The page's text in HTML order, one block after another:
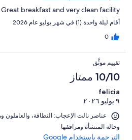
Great breakfast and very clean facility.
أقام ليلة واحدة (1) في شهر يوليو عام 2026
0
تقييم موثَّق
10/10 ممتاز
felicia
٩ يوليو ٢٠٢٦
و⁦حالة المنشأة ومرافقها⁩
الترجمة باستخدام Google